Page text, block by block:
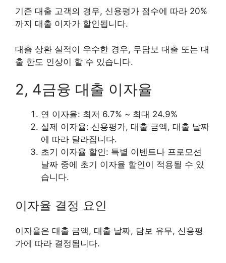
기존 대출 고객의 경우, 신용평가 점수에 따라 20%
까지 대출 이자가 할인됩니다.
대출 상환 실적이 우수한 경우, 무담보 대출 또는 대
출 한도 인상이 할 수 있습니다.
2, 4금융 대출 이자율
연 이자율: 최저 6.7% ~ 최대 24.9%
실제 이자율: 신용평가, 대출 금액, 대출 날짜
에 따라 달라집니다.
초기 이자율 할인: 특별 이벤트나 프로모션
날짜 중에 초기 이자율 할인이 적용될 수 있
습니다.
이자율 결정 요인
이자율은 대출 금액, 대출 날짜, 담보 유무, 신용평
가에 따라 결정됩니다.